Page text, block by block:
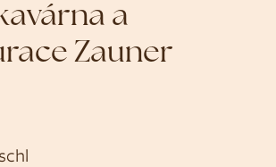
a
Zauner